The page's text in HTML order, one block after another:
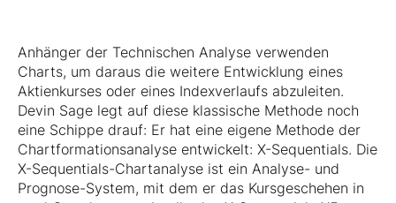
Anhänger der Technischen Analyse verwenden
Charts, um daraus die weitere Entwicklung eines
Aktienkurses oder eines Indexverlaufs abzuleiten.
Devin Sage legt auf diese klassische Methode noch
eine Schippe drauf: Er hat eine eigene Methode der
Chartformationsanalyse entwickelt: X-Sequentials. Die
X-Sequentials-Chartanalyse ist ein Analyse- und
Prognose-System, mit dem er das Kursgeschehen in